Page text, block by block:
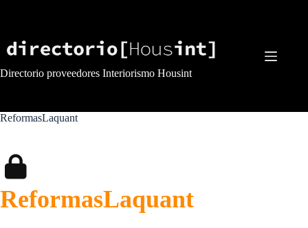
Directorio proveedores Interiorismo Housint
ReformasLaquant
ReformasLaquant